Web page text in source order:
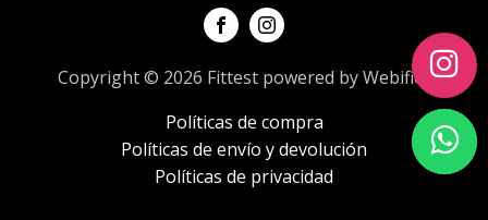
Copyright © 2026 Fittest powered by Webifica
Políticas de compra
Políticas de envío y devolución
Políticas de privacidad